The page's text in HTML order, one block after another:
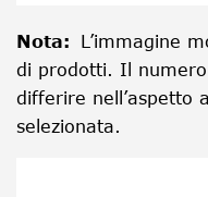
Nota: L’immagine
di prodotti. Il
differire nell’aspetto
selezionata.